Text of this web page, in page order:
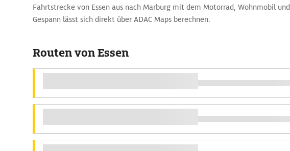
Fahrtstrecke von Essen aus nach Marburg mit dem Motorrad, Wohnmobil und
Gespann lässt sich direkt über ADAC Maps berechnen.
Routen von Essen